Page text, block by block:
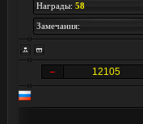
Награды: 58
Замечания:
12105